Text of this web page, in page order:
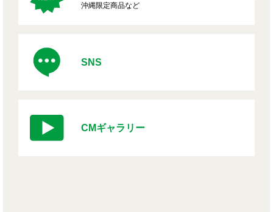
沖縄限定商品など
SNS
CMギャラリー